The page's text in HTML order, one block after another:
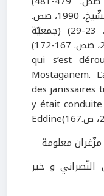
(بخّوشة، 1958، صص. 119-125) (الشّيخ، 1990، صص.
69-83) (البوعبدلّي، 1973، صص. 23-29) (جمعيّة
qui s’est
Mostaganem.
des janissaires
y était
معلومة
و خير